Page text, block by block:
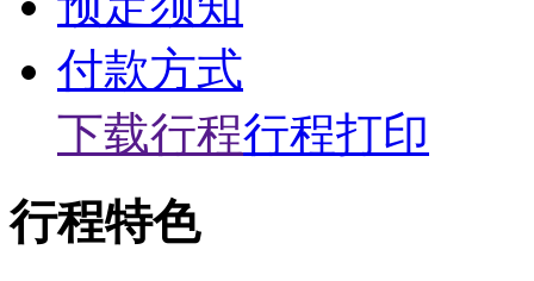
付款方式
下载行程行程打印
行程特色